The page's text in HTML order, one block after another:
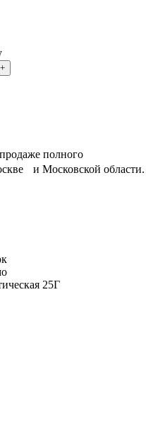
+
полного
и Московской области.
25Г